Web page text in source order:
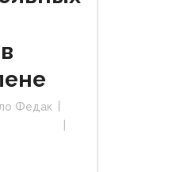
Федак